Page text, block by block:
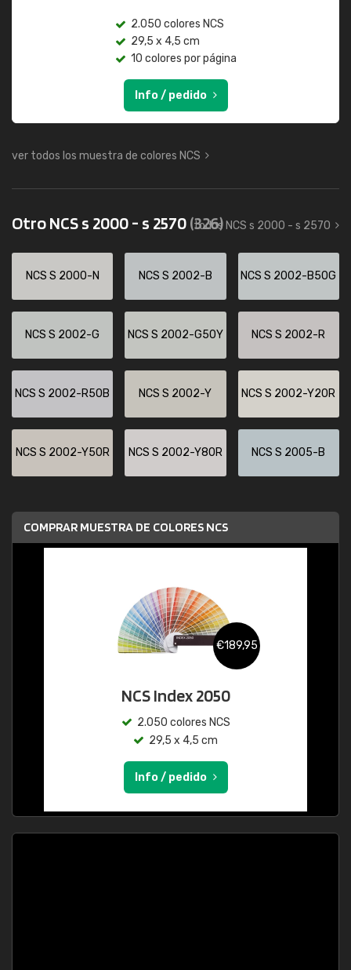
2.050 colores NCS
29,5 x 4,5 cm
10 colores por página
Info / pedido
ver todos los muestra de colores NCS
Otro NCS s 2000 - s 2570(326)
todos NCS s 2000 - s 2570
NCS S 2000-N NCS S 2002-B NCS S 2002-B50G
NCS S 2002-G NCS S 2002-G50Y NCS S 2002-R
NCS S 2002-R50B NCS S 2002-Y NCS S 2002-Y20R
NCS S 2002-Y50R NCS S 2002-Y80R NCS S 2005-B
COMPRAR MUESTRA DE COLORES NCS
€189,95
NCS Index 2050
2.050 colores NCS
29,5 x 4,5 cm
Info / pedido